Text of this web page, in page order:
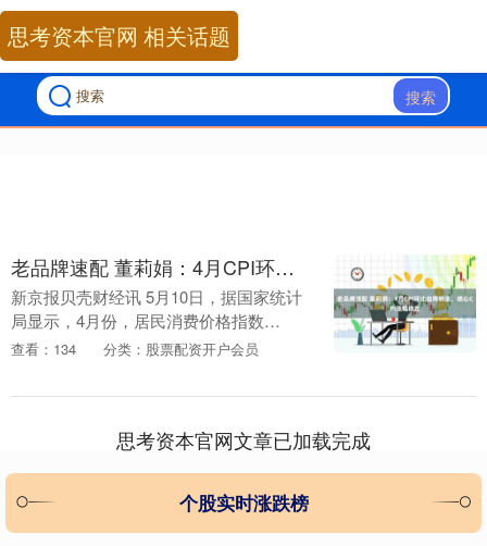
搜索
思考资本官网 相关话题
老品牌速配 董莉娟：4月CPI环比由降转涨，核心CPI涨幅稳定
新京报贝壳财经讯 5月10日，据国家统计
局显示，4月份，居民消费价格指数
（CPI）环比由上月下降0.4%转为上涨
国家....
查看：134 分类：股票配资开户会员
思考资本官网文章已加载完成
个股实时涨跌榜